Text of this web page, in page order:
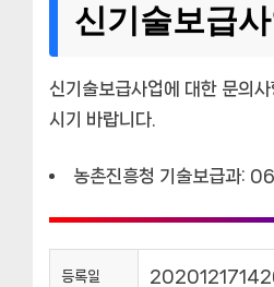
신기술보급
신기술보급사업에 대한 문의
시기 바랍니다.
농촌진흥청 기술보급과:
등록일